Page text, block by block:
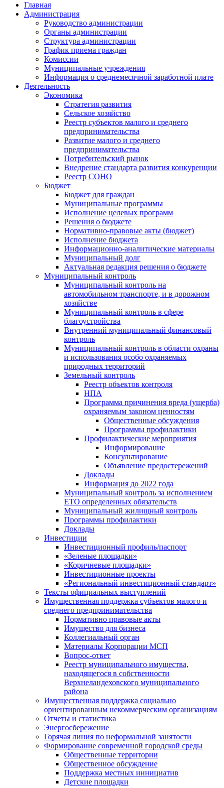
Главная
Администрация
Руководство администрации
Органы администрации
Структура администрации
График приема граждан
Комиссии
Муниципальные учреждения
Информация о среднемесячной заработной плате
Деятельность
Экономика
Стратегия развития
Сельское хозяйство
Реестр субъектов малого и среднего
предпринимательства
Развитие малого и среднего
предпринимательства
Потребительский рынок
Внедрение стандарта развития конкуренции
Реестр СОНО
Бюджет
Бюджет для граждан
Муниципальные программы
Исполнение целевых программ
Решения о бюджете
Нормативно-правовые акты (бюджет)
Исполнение бюджета
Информационно-аналитические материалы
Муниципальный долг
Актуальная редакция решения о бюджете
Муниципальный контроль
Муниципальный контроль на
автомобильном транспорте, и в дорожном
хозяйстве
Муниципальный контроль в сфере
благоустройства
Внутренний муниципальный финансовый
контроль
Муниципальный контроль в области охраны
и использования особо охраняемых
природных территорий
Земельный контроль
Реестр объектов контроля
НПА
Программа причинения вреда (ущерба)
охраняемым законом ценностям
Общественные обсуждения
Программы профилактики
Профилактические мероприятия
Информирование
Консультирование
Объявление предостережений
Доклады
Информация до 2022 года
Муниципальный контроль за исполнением
ЕТО определенных обязательств
Муниципальный жилищный контроль
Программы профилактики
Доклады
Инвестиции
Инвестиционный профиль/паспорт
«Зеленые площадки»
«Коричневые площадки»
Инвестиционные проекты
«Региональный инвестиционный стандарт»
Тексты официальных выступлений
Имущественная поддержка субъектов малого и
среднего предпринимательства
Нормативно правовые акты
Имущество для бизнеса
Коллегиальный орган
Материалы Корпорации МСП
Вопрос-ответ
Реестр муниципального имущества,
находящегося в собственности
Верхнеландеховского муниципального
района
Имущественная поддержка социально
ориентированным некоммерческим организациям
Отчеты и статистика
Энергосбережение
Горячая линия по неформальной занятости
Формирование современной городской среды
Общественные территории
Общественное обсуждение
Поддержка местных иннициатив
Детские площадки